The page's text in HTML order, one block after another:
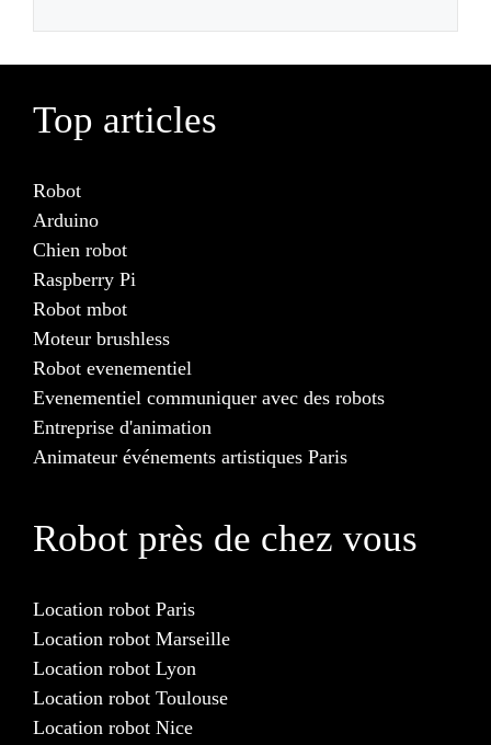
Top articles
Robot
Arduino
Chien robot
Raspberry Pi
Robot mbot
Moteur brushless
Robot evenementiel
Evenementiel communiquer avec des robots
Entreprise d'animation
Animateur événements artistiques Paris
Robot près de chez vous
Location robot Paris
Location robot Marseille
Location robot Lyon
Location robot Toulouse
Location robot Nice